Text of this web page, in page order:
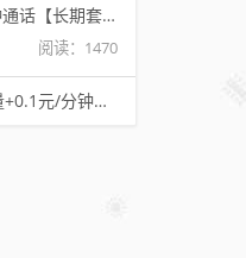
话【长期套
阅读：1470
期套餐】【发全国】